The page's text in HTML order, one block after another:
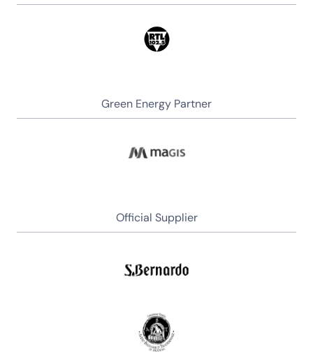
Green Energy Partner
Official Supplier